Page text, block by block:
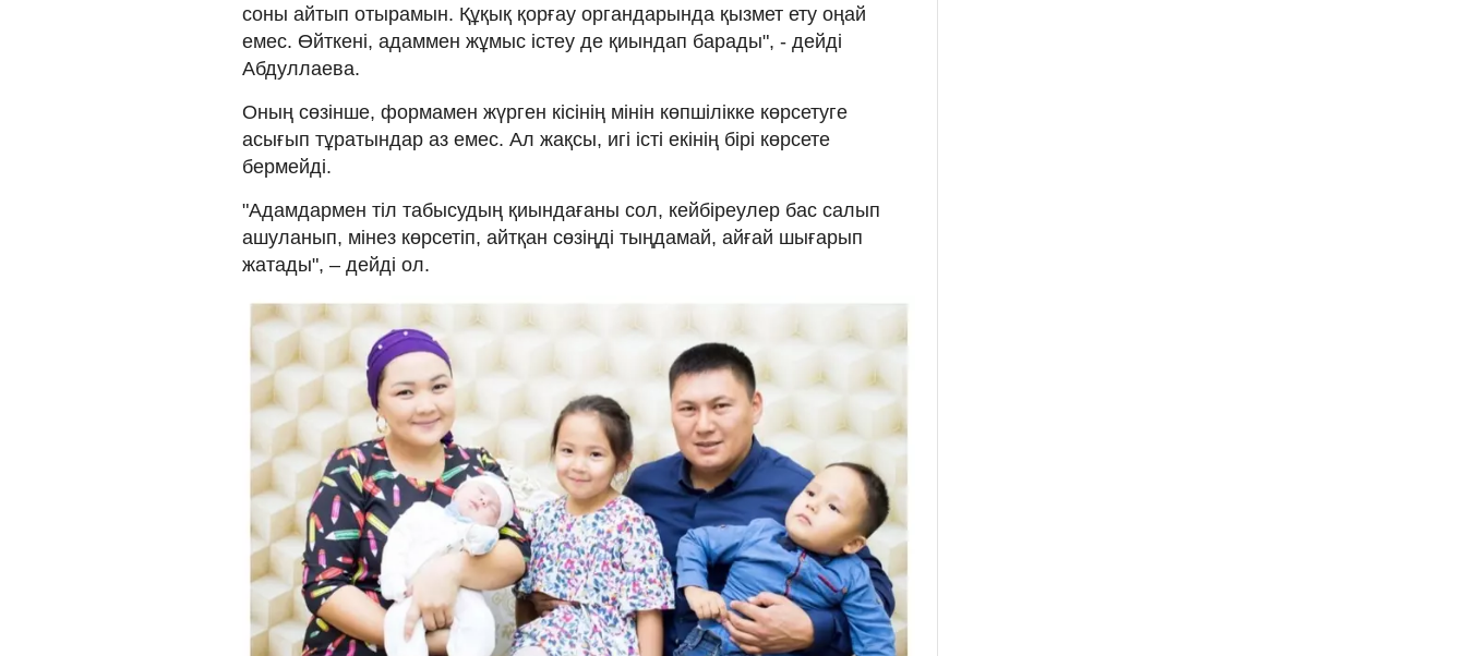
соны айтып отырамын. Құқық қорғау органдарында қызмет ету оңай
емес. Өйткені, адаммен жұмыс істеу де қиындап барады", - дейді
Абдуллаева.
Оның сөзінше, формамен жүрген кісінің мінін көпшілікке көрсетуге
асығып тұратындар аз емес. Ал жақсы, игі істі екінің бірі көрсете
бермейді.
"Адамдармен тіл табысудың қиындағаны сол, кейбіреулер бас салып
ашуланып, мінез көрсетіп, айтқан сөзіңді тыңдамай, айғай шығарып
жатады", – дейді ол.